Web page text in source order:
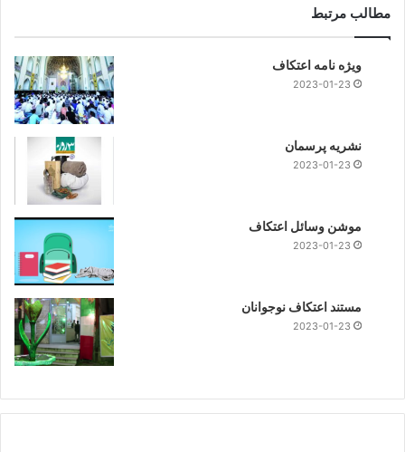
مطالب مرتبط
ویژه نامه اعتکاف
2023-01-23
نشریه پرسمان
2023-01-23
موشن وسائل اعتکاف
2023-01-23
مستند اعتکاف نوجوانان
2023-01-23